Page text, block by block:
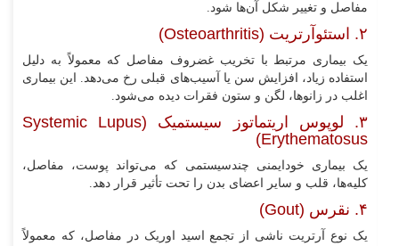
مفاصل و تغییر شکل آن‌ها شود.
۲. استئوآرتریت (Osteoarthritis)
یک بیماری مرتبط با تخریب غضروف مفاصل که معمولاً به دلیل
استفاده زیاد، افزایش سن یا آسیب‌های قبلی رخ می‌دهد. این بیماری
اغلب در زانوها، لگن و ستون فقرات دیده می‌شود.
۳. لوپوس اریتماتوز سیستمیک (Systemic Lupus
Erythematosus)
یک بیماری خودایمنی چندسیستمی که می‌تواند پوست، مفاصل،
کلیه‌ها، قلب و سایر اعضای بدن را تحت تأثیر قرار دهد.
۴. نقرس (Gout)
یک نوع آرتریت ناشی از تجمع اسید اوریک در مفاصل، که معمولاً